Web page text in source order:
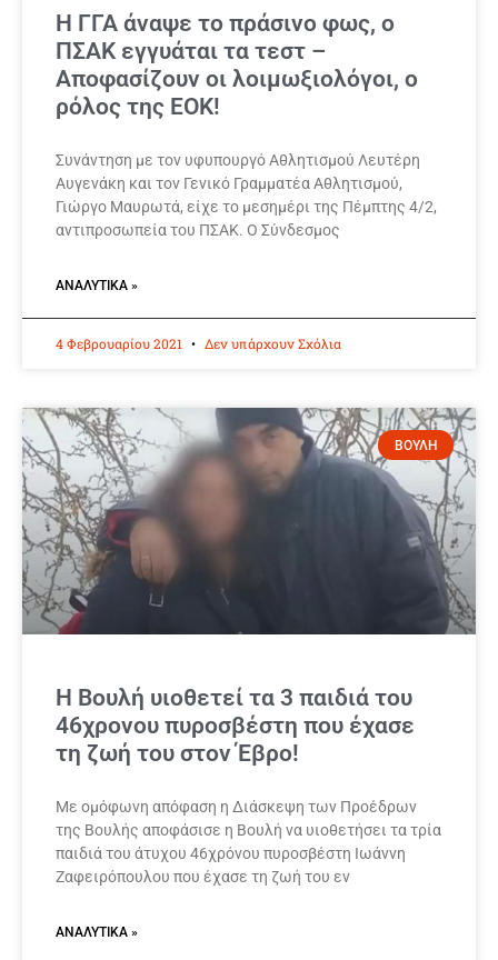
Η ΓΓΑ άναψε το πράσινο φως, ο
ΠΣΑΚ εγγυάται τα τεστ –
Αποφασίζουν οι λοιμωξιολόγοι, ο
ρόλος της ΕΟΚ!
Συνάντηση με τον υφυπουργό Αθλητισμού Λευτέρη
Αυγενάκη και τον Γενικό Γραμματέα Αθλητισμού,
Γιώργο Μαυρωτά, είχε το μεσημέρι της Πέμπτης 4/2,
αντιπροσωπεία του ΠΣΑΚ. Ο Σύνδεσμος
ΑΝΑΛΥΤΙΚΆ »
4 Φεβρουαρίου 2021 Δεν υπάρχουν Σχόλια
ΒΟΥΛΗ
Η Βουλή υιοθετεί τα 3 παιδιά του
46χρονου πυροσβέστη που έχασε
τη ζωή του στον Έβρο!
Με ομόφωνη απόφαση η Διάσκεψη των Προέδρων
της Βουλής αποφάσισε η Βουλή να υιοθετήσει τα τρία
παιδιά του άτυχου 46χρόνου πυροσβέστη Ιωάννη
Ζαφειρόπουλου που έχασε τη ζωή του εν
ΑΝΑΛΥΤΙΚΆ »